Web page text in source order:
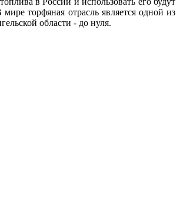
торфяная отрасль является одной из
области - до нуля.